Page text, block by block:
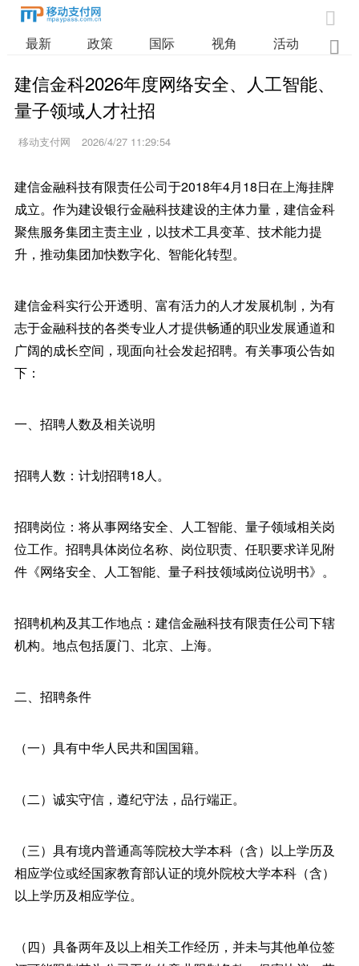

最新 政策 国际 视角 活动 业

建信金科2026年度网络安全、人工智能、
量子领域人才社招
移动支付网 2026/4/27 11:29:54
建信金融科技有限责任公司于2018年4月18日在上海挂牌
成立。作为建设银行金融科技建设的主体力量，建信金科
聚焦服务集团主责主业，以技术工具变革、技术能力提
升，推动集团加快数字化、智能化转型。
建信金科实行公开透明、富有活力的人才发展机制，为有
志于金融科技的各类专业人才提供畅通的职业发展通道和
广阔的成长空间，现面向社会发起招聘。有关事项公告如
下：
一、招聘人数及相关说明
招聘人数：计划招聘18人。
招聘岗位：将从事网络安全、人工智能、量子领域相关岗
位工作。招聘具体岗位名称、岗位职责、任职要求详见附
件《网络安全、人工智能、量子科技领域岗位说明书》。
招聘机构及其工作地点：建信金融科技有限责任公司下辖
机构。地点包括厦门、北京、上海。
二、招聘条件
（一）具有中华人民共和国国籍。
（二）诚实守信，遵纪守法，品行端正。
（三）具有境内普通高等院校大学本科（含）以上学历及
相应学位或经国家教育部认证的境外院校大学本科（含）
以上学历及相应学位。
（四）具备两年及以上相关工作经历，并未与其他单位签